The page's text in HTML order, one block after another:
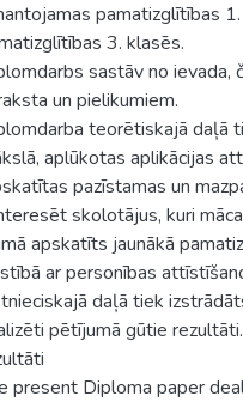
pamatizglītības
3. klasēs.
sastāv no ievada,
un pielikumiem.
teorētiskajā daļā
aplūkotas aplikācijas
pazīstamas un
skolotājus, kuri
apskatīts jaunākā
ar personības
daļā tiek
pētījumā gūtie
present Diploma paper